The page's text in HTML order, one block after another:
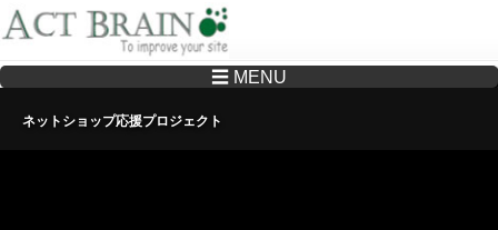
Drupalサイトの制作・保守をどこに頼んでいいか分からない方へ…まずはご相談く
☰ MENU
ネットショップ応援プロジェクト